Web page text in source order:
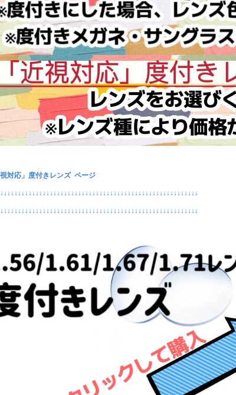
対応」度付きレンズ ページ